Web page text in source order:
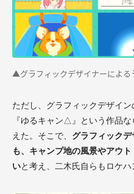
▲グラフィックデザイナーによる
ただし、グラフィックデザイン
『ゆるキャン△』という作品
えた。そこで、 グラフィック
も、キャンプ地の風景やアウ
いと考え、二木氏自らもロケハ